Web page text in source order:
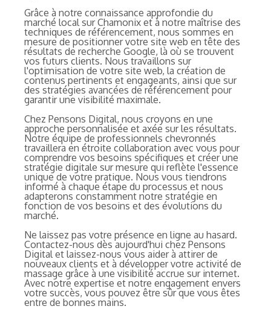
Grâce à notre connaissance approfondie du
marché local sur Chamonix et à notre maîtrise des
techniques de référencement, nous sommes en
mesure de positionner votre site web en tête des
résultats de recherche Google, là où se trouvent
vos futurs clients. Nous travaillons sur
l'optimisation de votre site web, la création de
contenus pertinents et engageants, ainsi que sur
des stratégies avancées de référencement pour
garantir une visibilité maximale.
Chez Pensons Digital, nous croyons en une
approche personnalisée et axée sur les résultats.
Notre équipe de professionnels chevronnés
travaillera en étroite collaboration avec vous pour
comprendre vos besoins spécifiques et créer une
stratégie digitale sur mesure qui reflète l'essence
unique de votre pratique. Nous vous tiendrons
informé à chaque étape du processus et nous
adapterons constamment notre stratégie en
fonction de vos besoins et des évolutions du
marché.
Ne laissez pas votre présence en ligne au hasard.
Contactez-nous dès aujourd'hui chez Pensons
Digital et laissez-nous vous aider à attirer de
nouveaux clients et à développer votre activité de
massage grâce à une visibilité accrue sur internet.
Avec notre expertise et notre engagement envers
votre succès, vous pouvez être sûr que vous êtes
entre de bonnes mains.